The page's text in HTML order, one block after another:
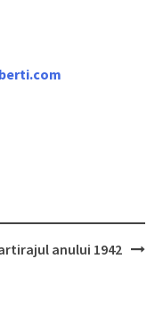
anului 1942